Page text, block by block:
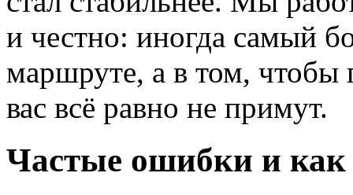
и честно: иногда самый
маршруте, а в том, чтобы
вас всё равно не примут.
Частые ошибки и как